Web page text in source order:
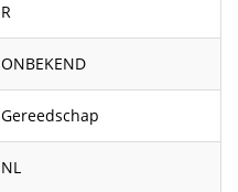
R
ONBEKEND
Gereedschap
NL